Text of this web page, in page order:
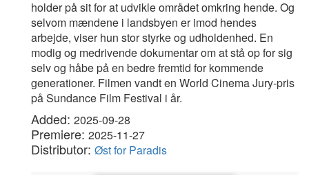
holder på sit for at udvikle området omkring hende. Og
selvom mændene i landsbyen er imod hendes
arbejde, viser hun stor styrke og udholdenhed. En
modig og medrivende dokumentar om at stå op for sig
selv og håbe på en bedre fremtid for kommende
generationer. Filmen vandt en World Cinema Jury-pris
på Sundance Film Festival i år.
Added: 2025-09-28
Premiere: 2025-11-27
Distributor: Øst for Paradis